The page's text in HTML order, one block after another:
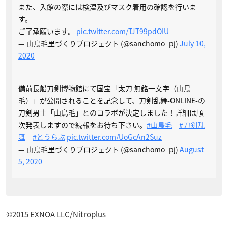
また、入館の際には検温及びマスク着用の確認を行いま
す。
ご了承願います。 pic.twitter.com/TJT99pdOIU
— 山鳥毛里づくりプロジェクト (@sanchomo_pj) July 10,
2020
備前長船刀剣博物館にて国宝「太刀 無銘一文字（山鳥
毛）」が公開されることを記念して、刀剣乱舞-ONLINE-の
刀剣男士「山鳥毛」とのコラボが決定しました！詳細は順
次発表しますので続報をお待ち下さい。 #山鳥毛
#刀剣乱
舞
#とうらぶ pic.twitter.com/UoGcAn2Suz
— 山鳥毛里づくりプロジェクト (@sanchomo_pj) August
5, 2020
©2015 EXNOA LLC/Nitroplus